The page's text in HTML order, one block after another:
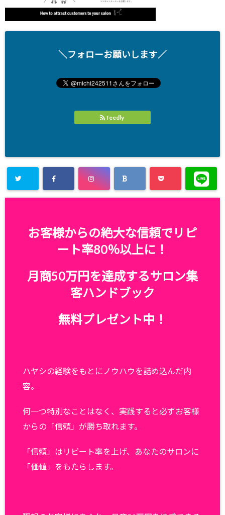
＼フォローお願いします／
feedly
お客様からの絶大な信頼でリピ
ート率80％以上に！
月商50万円を達成するサロン集
客ハンドブック
無料プレゼント中！
ハヤシの経験をもとにノウハウを詰め込んだ内
容。
何一つ特別なことはなく、実践すると必ずお客様
からの「信頼」が勝ち取れます。
「信頼」はリピート率を上げ、あなたのサロンに
「価値」をもたらします。